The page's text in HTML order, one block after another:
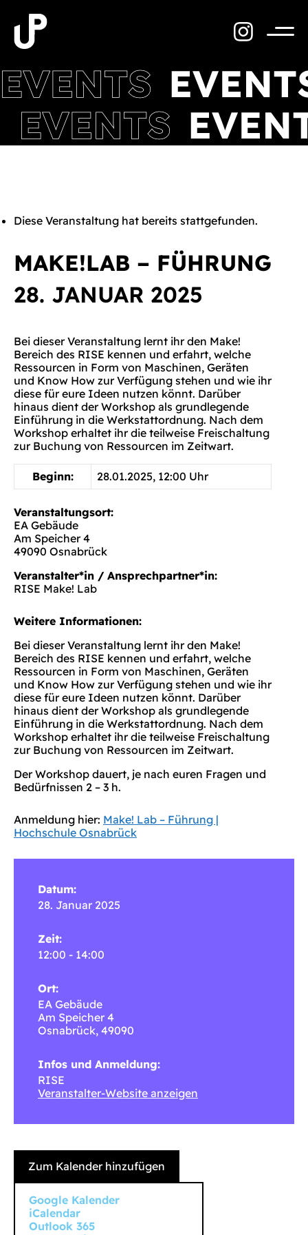
Inhalt
springen
Diese Veranstaltung hat bereits stattgefunden.
MAKE!LAB – FÜHRUNG
28. JANUAR 2025
Bei dieser Veranstaltung lernt ihr den Make!
Bereich des RISE kennen und erfahrt, welche
Ressourcen in Form von Maschinen, Geräten
und Know How zur Verfügung stehen und wie ihr
diese für eure Ideen nutzen könnt. Darüber
hinaus dient der Workshop als grundlegende
Einführung in die Werkstattordnung. Nach dem
Workshop erhaltet ihr die teilweise Freischaltung
zur Buchung von Ressourcen im Zeitwart.
Beginn: 28.01.2025, 12:00 Uhr
Veranstaltungsort:
EA Gebäude
Am Speicher 4
49090 Osnabrück
Veranstalter*in / Ansprechpartner*in:
RISE Make! Lab
Weitere Informationen:
Bei dieser Veranstaltung lernt ihr den Make!
Bereich des RISE kennen und erfahrt, welche
Ressourcen in Form von Maschinen, Geräten
und Know How zur Verfügung stehen und wie ihr
diese für eure Ideen nutzen könnt. Darüber
hinaus dient der Workshop als grundlegende
Einführung in die Werkstattordnung. Nach dem
Workshop erhaltet ihr die teilweise Freischaltung
zur Buchung von Ressourcen im Zeitwart.
Der Workshop dauert, je nach euren Fragen und
Bedürfnissen 2 – 3 h.
Anmeldung hier: Make! Lab – Führung |
Hochschule Osnabrück
Datum:
28. Januar 2025
Zeit:
12:00 - 14:00
Ort:
EA Gebäude
Am Speicher 4
Osnabrück, 49090
Infos und Anmeldung:
RISE
Veranstalter-Website anzeigen
Zum Kalender hinzufügen
Google Kalender
iCalendar
Outlook 365